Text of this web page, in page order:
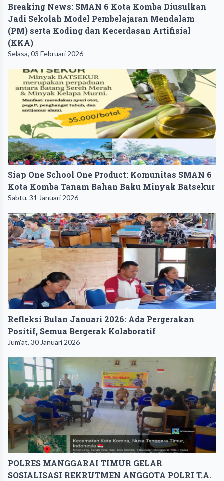
Breaking News: SMAN 6 Kota Komba Diusulkan
Jadi Sekolah Model Pembelajaran Mendalam
(PM) serta Koding dan Kecerdasan Artifisial
(KKA) ‎
Selasa, 03 Februari 2026
Siap One School One Product: Komunitas SMAN 6
Kota Komba Tanam Bahan Baku Minyak Batsekur
Sabtu, 31 Januari 2026
Refleksi Bulan Januari 2026: Ada Pergerakan
Positif, Semua Bergerak Kolaboratif
Jum'at, 30 Januari 2026
POLRES MANGGARAI TIMUR GELAR
SOSIALISASI REKRUTMEN ANGGOTA POLRI T.A.